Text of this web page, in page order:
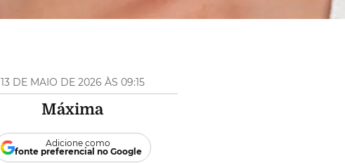
13 DE MAIO DE 2026 ÀS 09:15
Máxima
Adicione como
fonte preferencial no Google